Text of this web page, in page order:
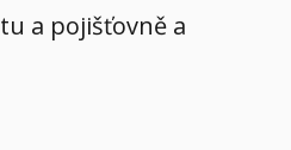
a pojišťovně a